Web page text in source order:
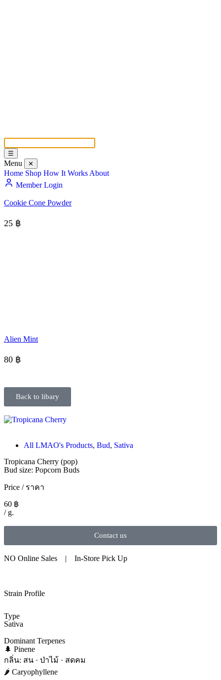
☰
Menu ✕
Home Shop How It Works About
Member Login
Cookie Cone Powder
25 ฿
Alien Mint
80 ฿
Back to libary
All LMAO's Products, Bud, Sativa
Tropicana Cherry (pop)
Bud size: Popcorn Buds
Price / ราคา
60 ฿
/ g.
Contact us
NO Online Sales | In-Store Pick Up
Strain Profile
Type
Sativa
Dominant Terpenes
🌲 Pinene
กลิ่น: สน · ป่าไม้ · สดคม
🌶 Caryophyllene